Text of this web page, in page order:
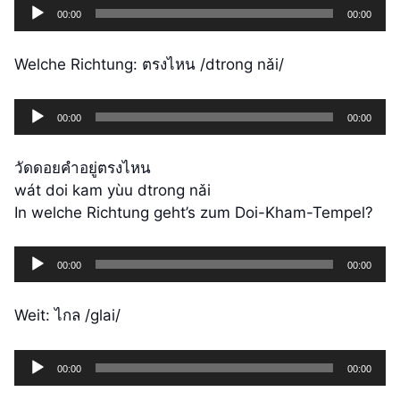
Audio-
Player
00:00 00:00
Welche Richtung: ตรงไหน /dtrong nǎi/
Audio-
Player
00:00 00:00
วัดดอยคำอยู่ตรงไหน
wát doi kam yùu dtrong nǎi
In welche Richtung geht’s zum Doi-Kham-Tempel?
Audio-
Player
00:00 00:00
Weit: ไกล /glai/
Audio-
Player
00:00 00:00